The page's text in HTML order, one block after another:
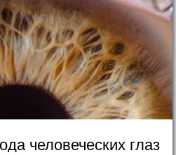
человеческих глаз